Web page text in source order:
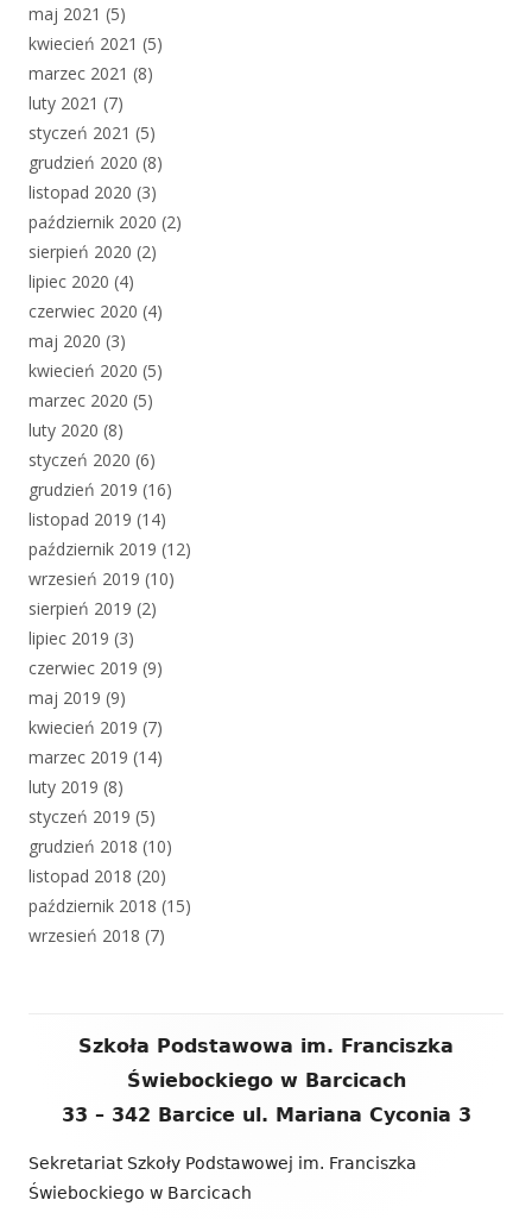
maj 2021 (5)
kwiecień 2021 (5)
marzec 2021 (8)
luty 2021 (7)
styczeń 2021 (5)
grudzień 2020 (8)
listopad 2020 (3)
październik 2020 (2)
sierpień 2020 (2)
lipiec 2020 (4)
czerwiec 2020 (4)
maj 2020 (3)
kwiecień 2020 (5)
marzec 2020 (5)
luty 2020 (8)
styczeń 2020 (6)
grudzień 2019 (16)
listopad 2019 (14)
październik 2019 (12)
wrzesień 2019 (10)
sierpień 2019 (2)
lipiec 2019 (3)
czerwiec 2019 (9)
maj 2019 (9)
kwiecień 2019 (7)
marzec 2019 (14)
luty 2019 (8)
styczeń 2019 (5)
grudzień 2018 (10)
listopad 2018 (20)
październik 2018 (15)
wrzesień 2018 (7)
Zawartość
Szkoła Podstawowa im. Franciszka
Świebockiego w Barcicach
33 – 342 Barcice ul. Mariana Cyconia 3
Sekretariat Szkoły Podstawowej im. Franciszka
Świebockiego w Barcicach